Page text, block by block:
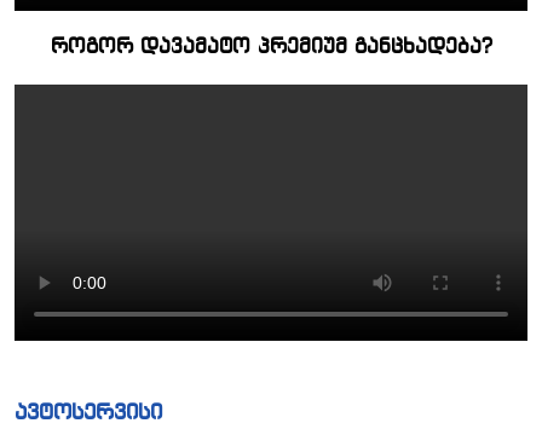
როგორ დავამატო პრემიუმ განცხადება?
ავტოსერვისი